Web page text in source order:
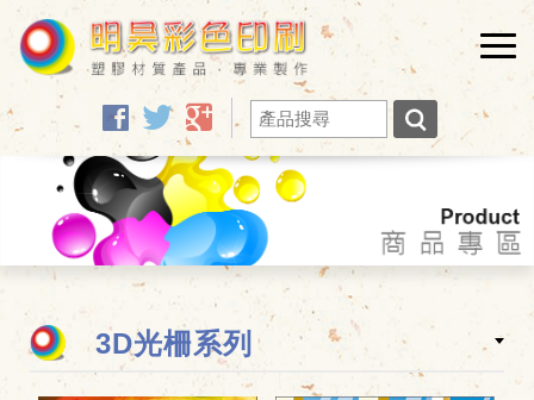
facebook twitter google
3D光柵系列